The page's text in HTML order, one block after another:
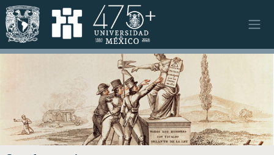
Pasar al contenido principal
Objetivos y funciones
Misión y visión
Ejes estratégicos
Directorio y planta académica
Documentos institucionales